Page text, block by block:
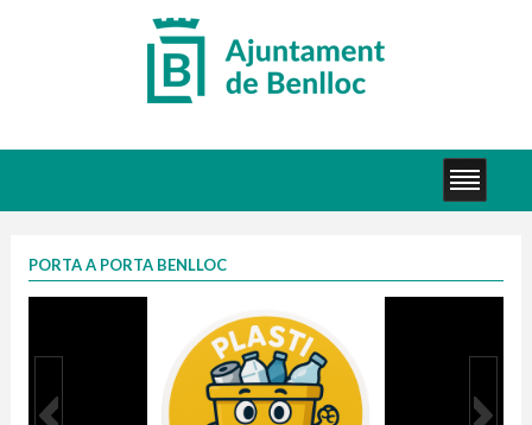
PORTA A PORTA BENLLOC